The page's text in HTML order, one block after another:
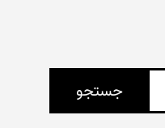
جستجو